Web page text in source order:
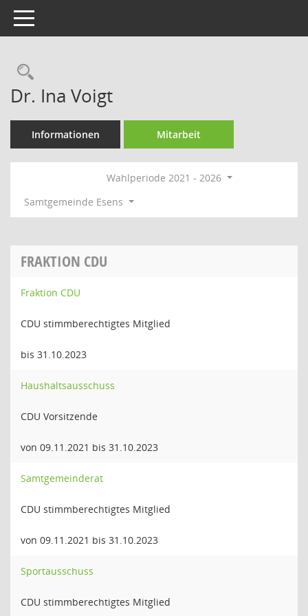
Toggle navigation
Rechercheauswahl
Dr. Ina Voigt
Informationen Mitarbeit
Wahlperiode 2021 - 2026
Samtgemeinde Esens
FRAKTION CDU
Fraktion CDU
CDU stimmberechtigtes Mitglied
bis 31.10.2023
Haushaltsausschuss
CDU Vorsitzende
von 09.11.2021 bis 31.10.2023
Samtgemeinderat
CDU stimmberechtigtes Mitglied
von 09.11.2021 bis 31.10.2023
Sportausschuss
CDU stimmberechtigtes Mitglied